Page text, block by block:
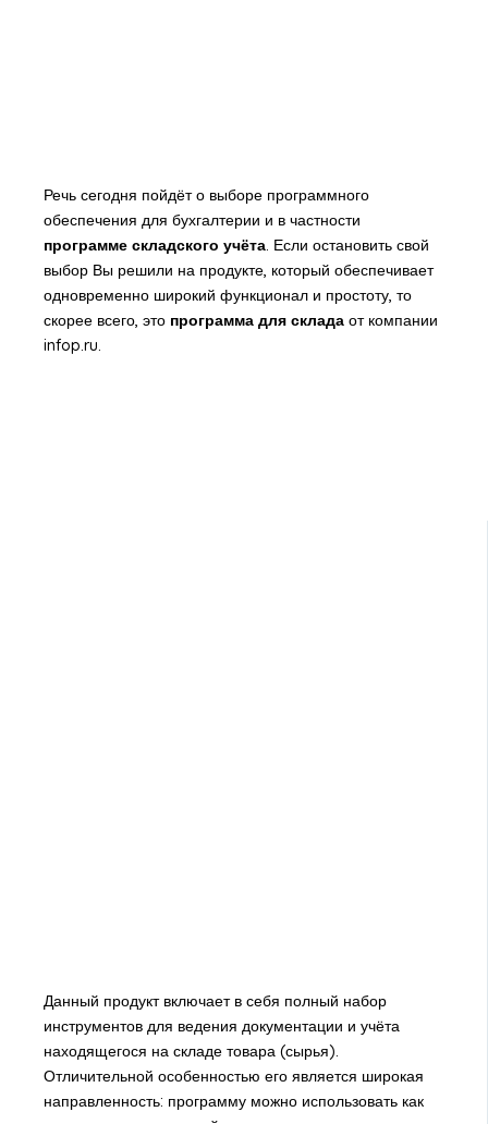
Речь сегодня пойдёт о выборе программного
обеспечения для бухгалтерии и в частности
программе складского учёта. Если остановить свой
выбор Вы решили на продукте, который обеспечивает
одновременно широкий функционал и простоту, то
скорее всего, это программа для склада от компании
infop.ru.
Данный продукт включает в себя полный набор
инструментов для ведения документации и учёта
находящегося на складе товара (сырья).
Отличительной особенностью его является широкая
направленность: программу можно использовать как